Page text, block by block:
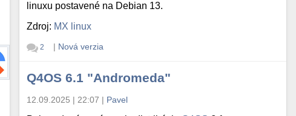
linuxu postavené na Debian 13.
Zdroj: MX linux
2 | Nová verzia
Q4OS 6.1 "Andromeda"
12.09.2025 | 22:07 | Pavel